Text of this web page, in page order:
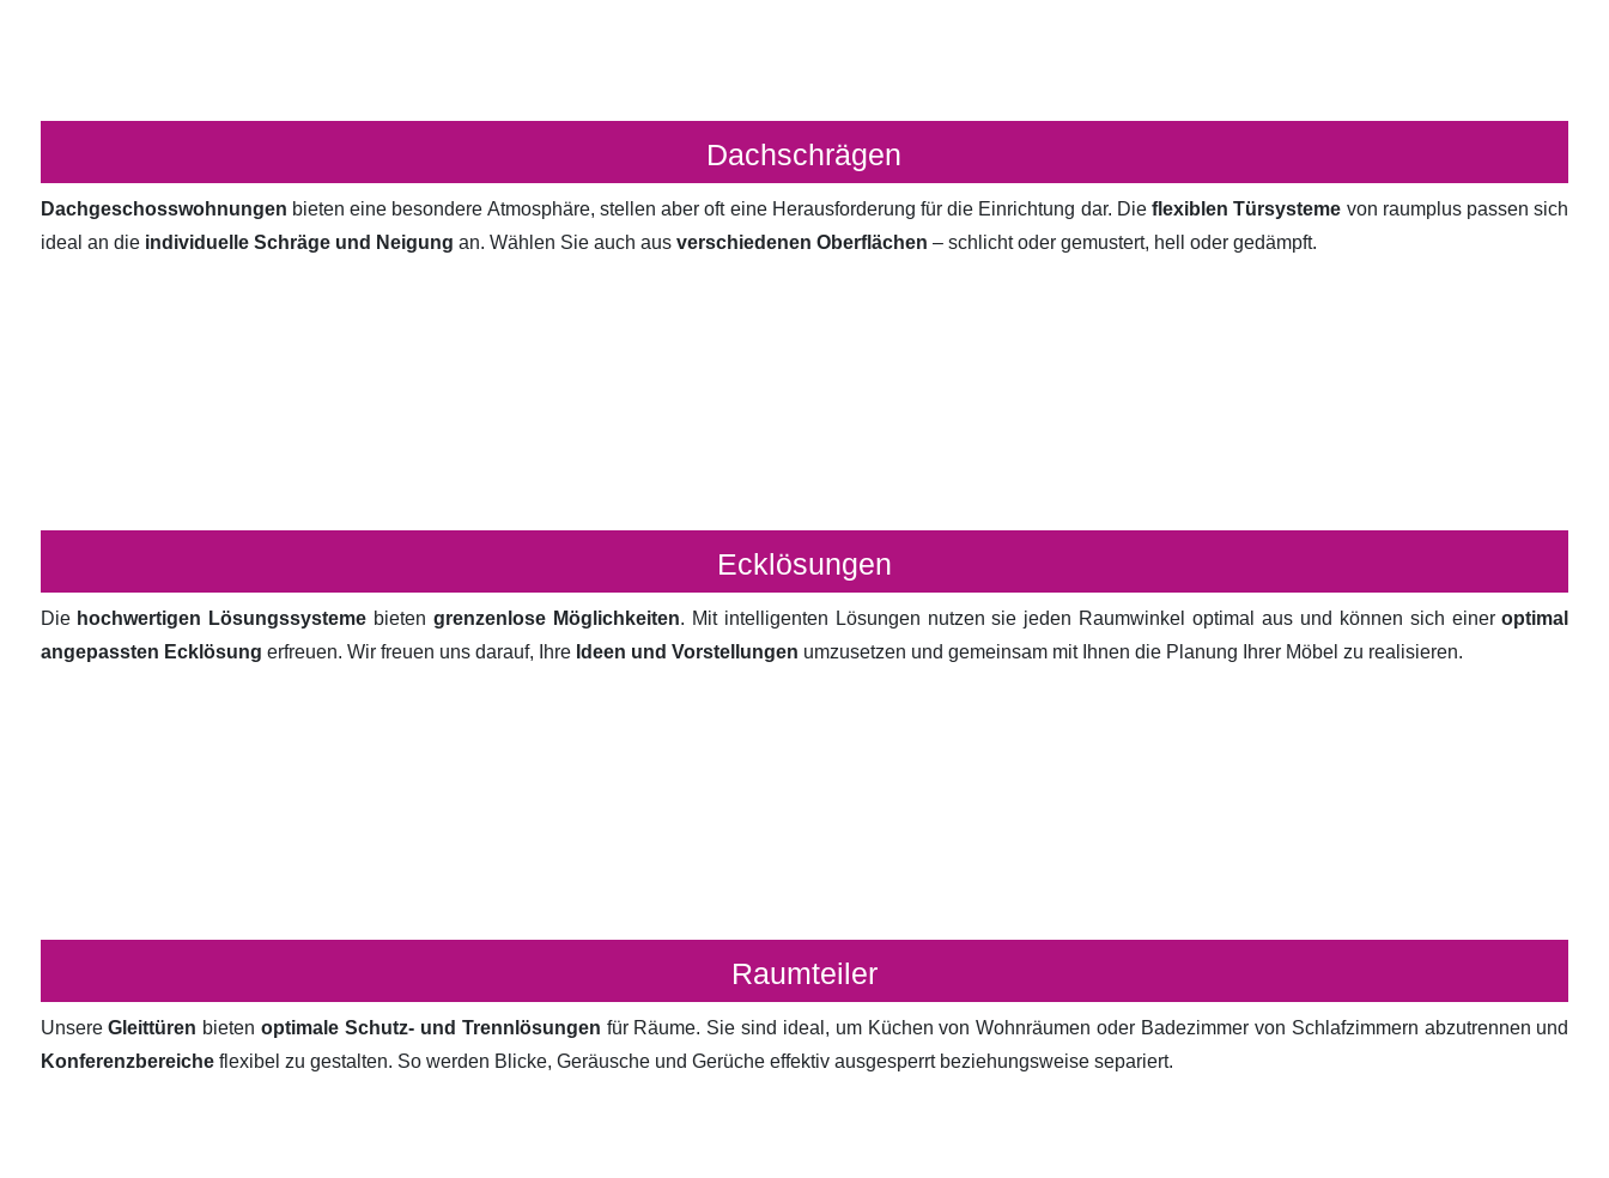
Dachschrägen
Dachgeschosswohnungen bieten eine besondere Atmosphäre, stellen aber oft eine Herausforderung für die Einrichtung dar. Dieflexiblen Türsysteme von raumplus passen sich
ideal an die individuelle Schräge und Neigung an. Wählen Sie auch aus verschiedenen Oberflächen – schlicht oder gemustert, hell oder gedämpft.
Ecklösungen
Die hochwertigen Lösungssysteme bietengrenzenlose Möglichkeiten. Mit intelligenten Lösungen nutzen sie jeden Raumwinkel optimal aus und können sich eineroptimal
angepassten Ecklösung erfreuen. Wir freuen uns darauf, Ihre Ideen und Vorstellungen umzusetzen und gemeinsam mit Ihnen die Planung Ihrer Möbel zu realisieren.
Raumteiler
UnsereGleittüren bietenoptimale Schutz- und Trennlösungen für Räume. Sie sind ideal, um Küchen von Wohnräumen oder Badezimmer von Schlafzimmern abzutrennen und
Konferenzbereiche flexibel zu gestalten. So werden Blicke, Geräusche und Gerüche effektiv ausgesperrt beziehungsweise separiert.